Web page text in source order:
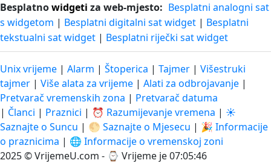
Besplatnowidgeti za web-mjesto: Besplatni analogni sat
s widgetom | Besplatni digitalni sat widget | Besplatni
tekstualni sat widget | Besplatni riječki sat widget
Unix vrijeme | Alarm | Štoperica | Tajmer | Višestruki
tajmer | Više alata za vrijeme | Alati za odbrojavanje |
Pretvarač vremenskih zona | Pretvarač datuma
| Članci | Praznici | ⏰ Razumijevanje vremena | ☀️
Saznajte o Suncu | 🌕 Saznajte o Mjesecu | 🎉 Informacije
o praznicima | 🌐 Informacije o vremenskoj zoni
2025 © VrijemeU.com - ⌚ Vrijeme je 07:05:46